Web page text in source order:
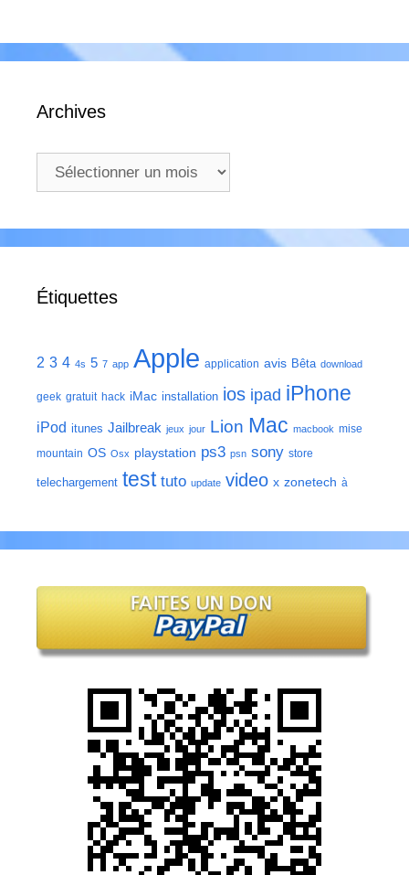
Archives
Archives
Étiquettes
2 3 4 4s 5 7 app Apple application avis Bêta download
geek gratuit hack iMac installation ios ipad iPhone
iPod itunes Jailbreak jeux jour Lion Mac macbook mise
mountain OS Osx playstation ps3 psn sony store
telechargement test tuto update video x zonetech à